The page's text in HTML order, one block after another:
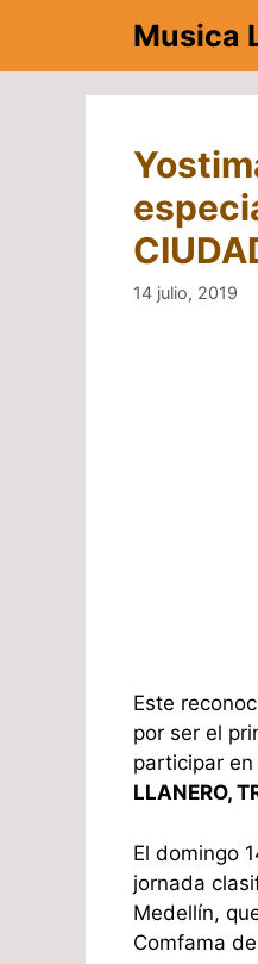
contenido
Musica
14 julio, 2019
Este
por ser el
participar
LLANERO,
El domingo
jornada
Medellín,
Comfama